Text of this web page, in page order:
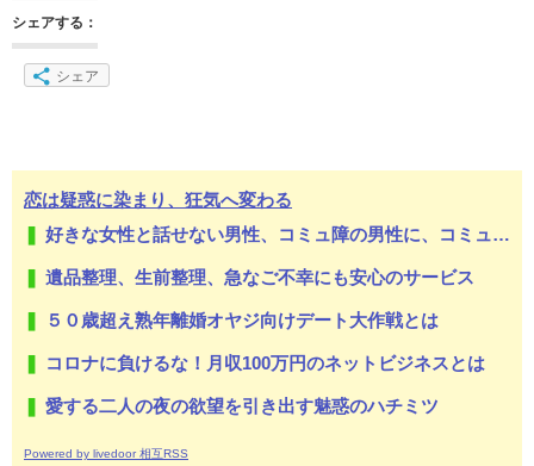
シェアする：
シェア
恋は疑惑に染まり、狂気へ変わる
好きな女性と話せない男性、コミュ障の男性に、コミュ力向上セラピー講座
遺品整理、生前整理、急なご不幸にも安心のサービス
５０歳超え熟年離婚オヤジ向けデート大作戦とは
コロナに負けるな！月収100万円のネットビジネスとは
愛する二人の夜の欲望を引き出す魅惑のハチミツ
Powered by livedoor 相互RSS